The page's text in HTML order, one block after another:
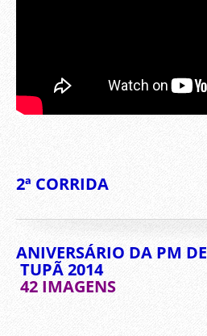
2ª CORRIDA
ANIVERSÁRIO DA PM DE
TUPÃ 2014
42 IMAGENS